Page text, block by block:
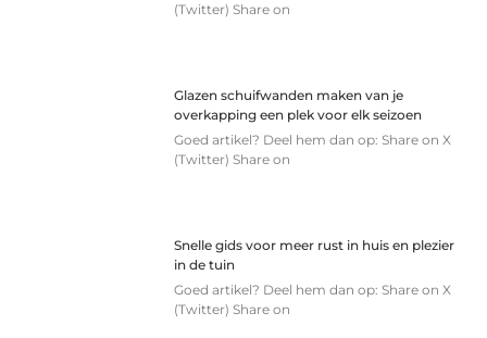
(Twitter) Share on
Glazen schuifwanden maken van je
overkapping een plek voor elk seizoen
Goed artikel? Deel hem dan op: Share on X
(Twitter) Share on
Snelle gids voor meer rust in huis en plezier
in de tuin
Goed artikel? Deel hem dan op: Share on X
(Twitter) Share on